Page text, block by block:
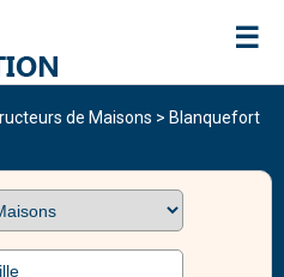
☰
de Maisons > Blanquefort